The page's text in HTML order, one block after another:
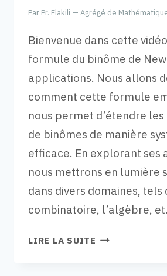
Par Pr. Elakili — Agrégé de
Bienvenue dans cette
formule du binôme de
applications. Nous allons
comment cette formule
nous permet d’étendre les
de binômes de manière
efficace. En explorant ses
nous mettrons en lumière
dans divers domaines,
combinatoire, l’algèbre,
LIRE LA SUITE VIDÉO